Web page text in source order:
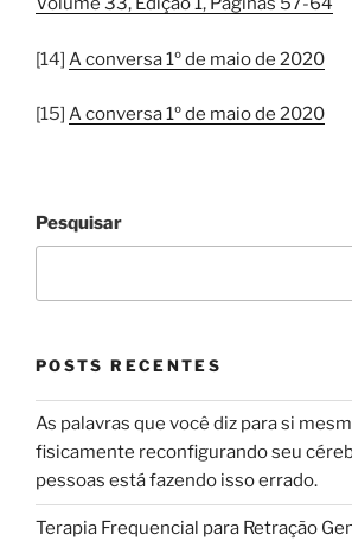
[14] A conversa 1º de maio de 2020
[15] A conversa 1º de maio de 2020
Pesquisar
POSTS RECENTES
As palavras que você diz para si
fisicamente reconfigurando seu
pessoas está fazendo isso errado.
Terapia Frequencial para Retração